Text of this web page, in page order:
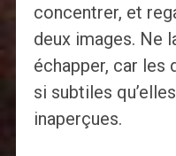
concentrer, et
deux images. Ne
échapper, car
si subtiles
inaperçues.